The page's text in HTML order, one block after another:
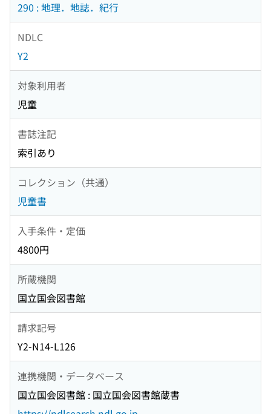
290 : 地理．地誌．紀行
NDLC
Y2
対象利用者
児童
書誌注記
索引あり
コレクション（共通）
児童書
入手条件・定価
4800円
所蔵機関
国立国会図書館
請求記号
Y2-N14-L126
連携機関・データベース
国立国会図書館 : 国立国会図書館蔵書